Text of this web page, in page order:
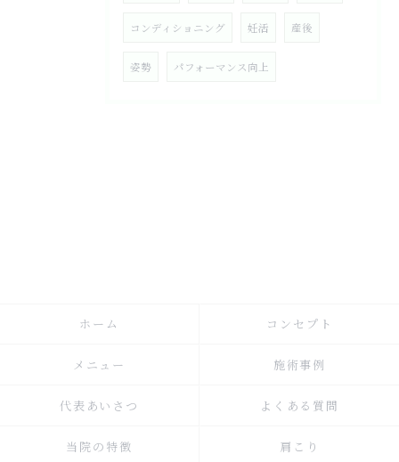
コンディショニング 妊活 産後
姿勢 パフォーマンス向上
ホーム コンセプト
メニュー 施術事例
代表あいさつ よくある質問
当院の特徴 肩こり